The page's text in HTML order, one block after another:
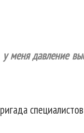
меня давление